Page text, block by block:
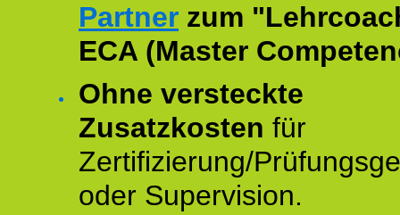
Partner zum
ECA (Master
Ohne versteckte
Zusatzkosten für
Zertifizierung/
oder Supervision.